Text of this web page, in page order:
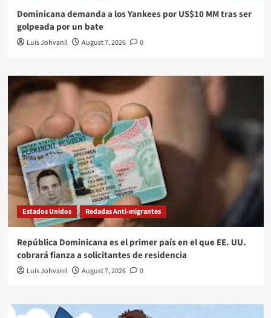
Dominicana demanda a los Yankees por US$10 MM tras ser
golpeada por un bate
Luis Johvanil August 7, 2026 0
Estados Unidos Redadas Anti-migrantes
República Dominicana es el primer país en el que EE. UU.
cobrará fianza a solicitantes de residencia
Luis Johvanil August 7, 2026 0